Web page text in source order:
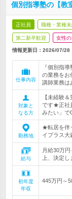
個別指導塾の【教
正社員 職種・業種
第二新卒歓迎 女性
情報更新日：2026/07/28
仕事内容
『個別指
の業務を
講師業務は
対象と
なる方
【未経験
です★正社
みたい」で
勤務地
★転居を伴
イプラス大
給与
月給30万
上、決定
初年度
年収
445万円～